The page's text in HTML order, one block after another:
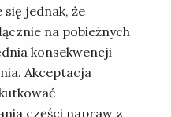
jednak, że
na pobieżnych
konsekwencji
Akceptacja
części napraw z